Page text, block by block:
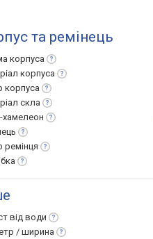
та ремінець
корпуса
корпуса
корпуса
скла
хамелеон
ремінця
від води
/ ширина